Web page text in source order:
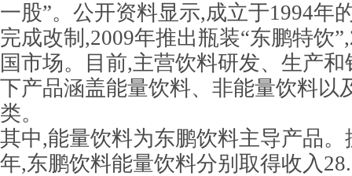
一股”。公开资料显示,成立于1994年
完成改制,2009年推出瓶装“东鹏特饮
国市场。目前,主营饮料研发、生产
下产品涵盖能量饮料、非能量饮料以
类。
其中,能量饮料为东鹏饮料主导产品。
年,东鹏饮料能量饮料分别取得收入